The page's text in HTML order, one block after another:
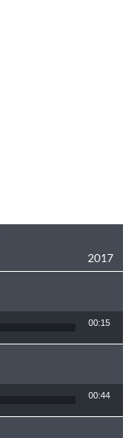
2017
00:15
00:44